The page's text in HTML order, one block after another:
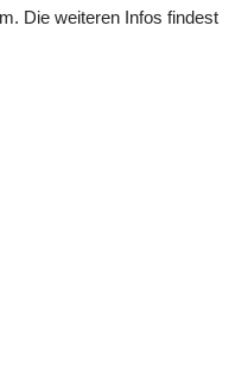
Die weiteren Infos findest